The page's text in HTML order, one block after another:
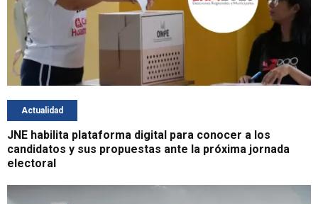
Actualidad
JNE habilita plataforma digital para conocer a los
candidatos y sus propuestas ante la próxima jornada
electoral